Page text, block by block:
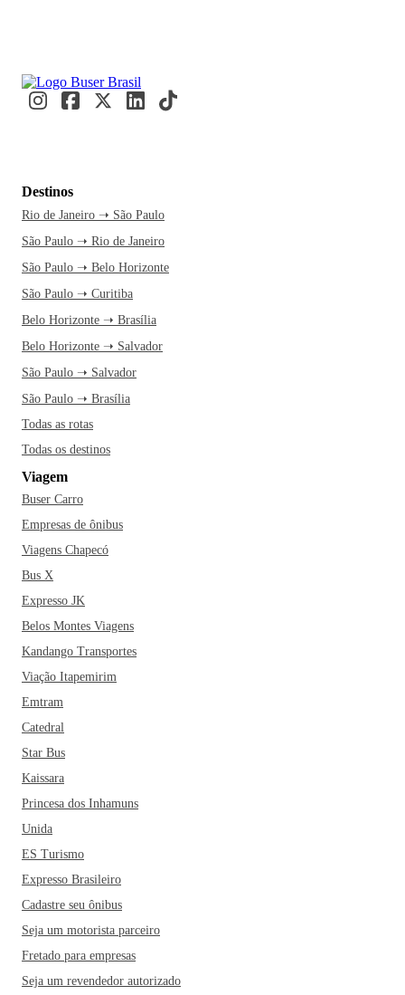
Destinos
Rio de Janeiro ➝ São Paulo
São Paulo ➝ Rio de Janeiro
São Paulo ➝ Belo Horizonte
São Paulo ➝ Curitiba
Belo Horizonte ➝ Brasília
Belo Horizonte ➝ Salvador
São Paulo ➝ Salvador
São Paulo ➝ Brasília
Todas as rotas
Todas os destinos
Viagem
Buser Carro
Empresas de ônibus
Viagens Chapecó
Bus X
Expresso JK
Belos Montes Viagens
Kandango Transportes
Viação Itapemirim
Emtram
Catedral
Star Bus
Kaissara
Princesa dos Inhamuns
Unida
ES Turismo
Expresso Brasileiro
Cadastre seu ônibus
Seja um motorista parceiro
Fretado para empresas
Seja um revendedor autorizado